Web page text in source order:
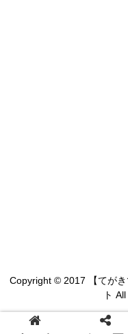
Copyright © 2017 【てが
ト